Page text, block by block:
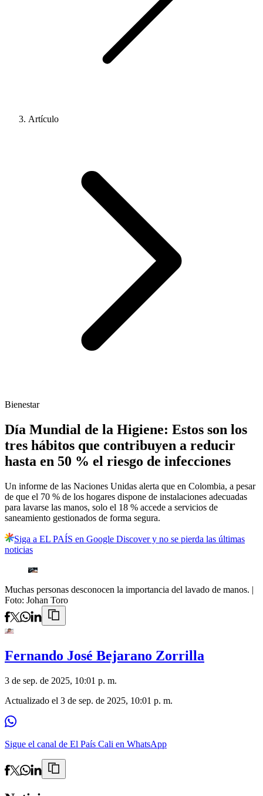
Artículo
Bienestar
Día Mundial de la Higiene: Estos son los
tres hábitos que contribuyen a reducir
hasta en 50 % el riesgo de infecciones
Un informe de las Naciones Unidas alerta que en Colombia, a pesar
de que el 70 % de los hogares dispone de instalaciones adecuadas
para lavarse las manos, solo el 18 % accede a servicios de
saneamiento gestionados de forma segura.
Siga a EL PAÍS en Google Discover y no se pierda las últimas
noticias
Muchas personas desconocen la importancia del lavado de manos. |
Foto: Johan Toro
Fernando José Bejarano Zorrilla
3 de sep. de 2025, 10:01 p. m.
Actualizado el 3 de sep. de 2025, 10:01 p. m.
Sigue el canal de El País Cali en WhatsApp